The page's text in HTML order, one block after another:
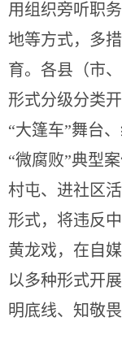
用组织旁听职
地等方式，多
育。各县（市
形式分级分类
“大篷车”舞台
“微腐败”典型
村屯、进社区
形式，将违反
黄龙戏，在自
以多种形式开
明底线、知敬畏